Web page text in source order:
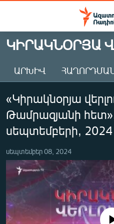
Մատչելիության
Անցնել
հիմնական
Անցնել
հիմնական
մենյուին
Որոնում
ԱԶԱՏՈՒԹՅՈՒՆ TV
ՀԱՅԱՍՏԱՆ
ԸՆՏՐՈՒԹՅՈՒՆՆԵՐ 2026
ԻՐԱՎՈՒՆՔ
ՏՆՏԵՍՈՒԹՅՈՒՆ
ՂԱՐԱԲԱՂ
ՊԱՏԵՐԱԶՄԻ 6
ՏԱՐԱԾԱՇՐՋԱՆ
ԿԻՐԱԿՆՕՐՅԱ
ԱՐԽԻՎ
«Կիրակնօրյա
Թամրազյանի
սեպտեմբերի, 2024
սեպտեմբեր 08, 2024
No media